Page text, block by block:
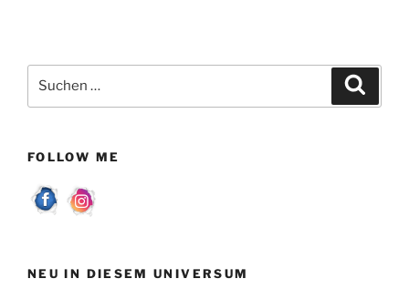
nach:
FOLLOW ME
NEU IN DIESEM UNIVERSUM